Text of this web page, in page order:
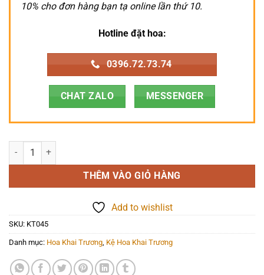
10% cho đơn hàng bạn tạ online lần thứ 10.
Hotline đặt hoa:
0396.72.73.74
CHAT ZALO MESSENGER
Hoa Khai Trương - Bước Tới Vinh Quang - KT045 số lượng
THÊM VÀO GIỎ HÀNG
Add to wishlist
SKU: KT045
Danh mục: Hoa Khai Trương Kệ Hoa Khai Trương